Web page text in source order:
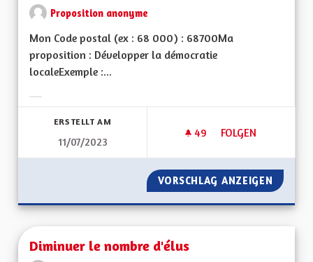
Proposition anonyme
Mon Code postal (ex : 68 000) : 68700Ma
proposition : Développer la démocratie
localeExemple :...
ERSTELLT AM
11/07/2023
49 49 FOLLOWER
FOLGEN
DÉVELOPPEMENT
VORSCHLAG ANZEIGEN
Diminuer le nombre d'élus